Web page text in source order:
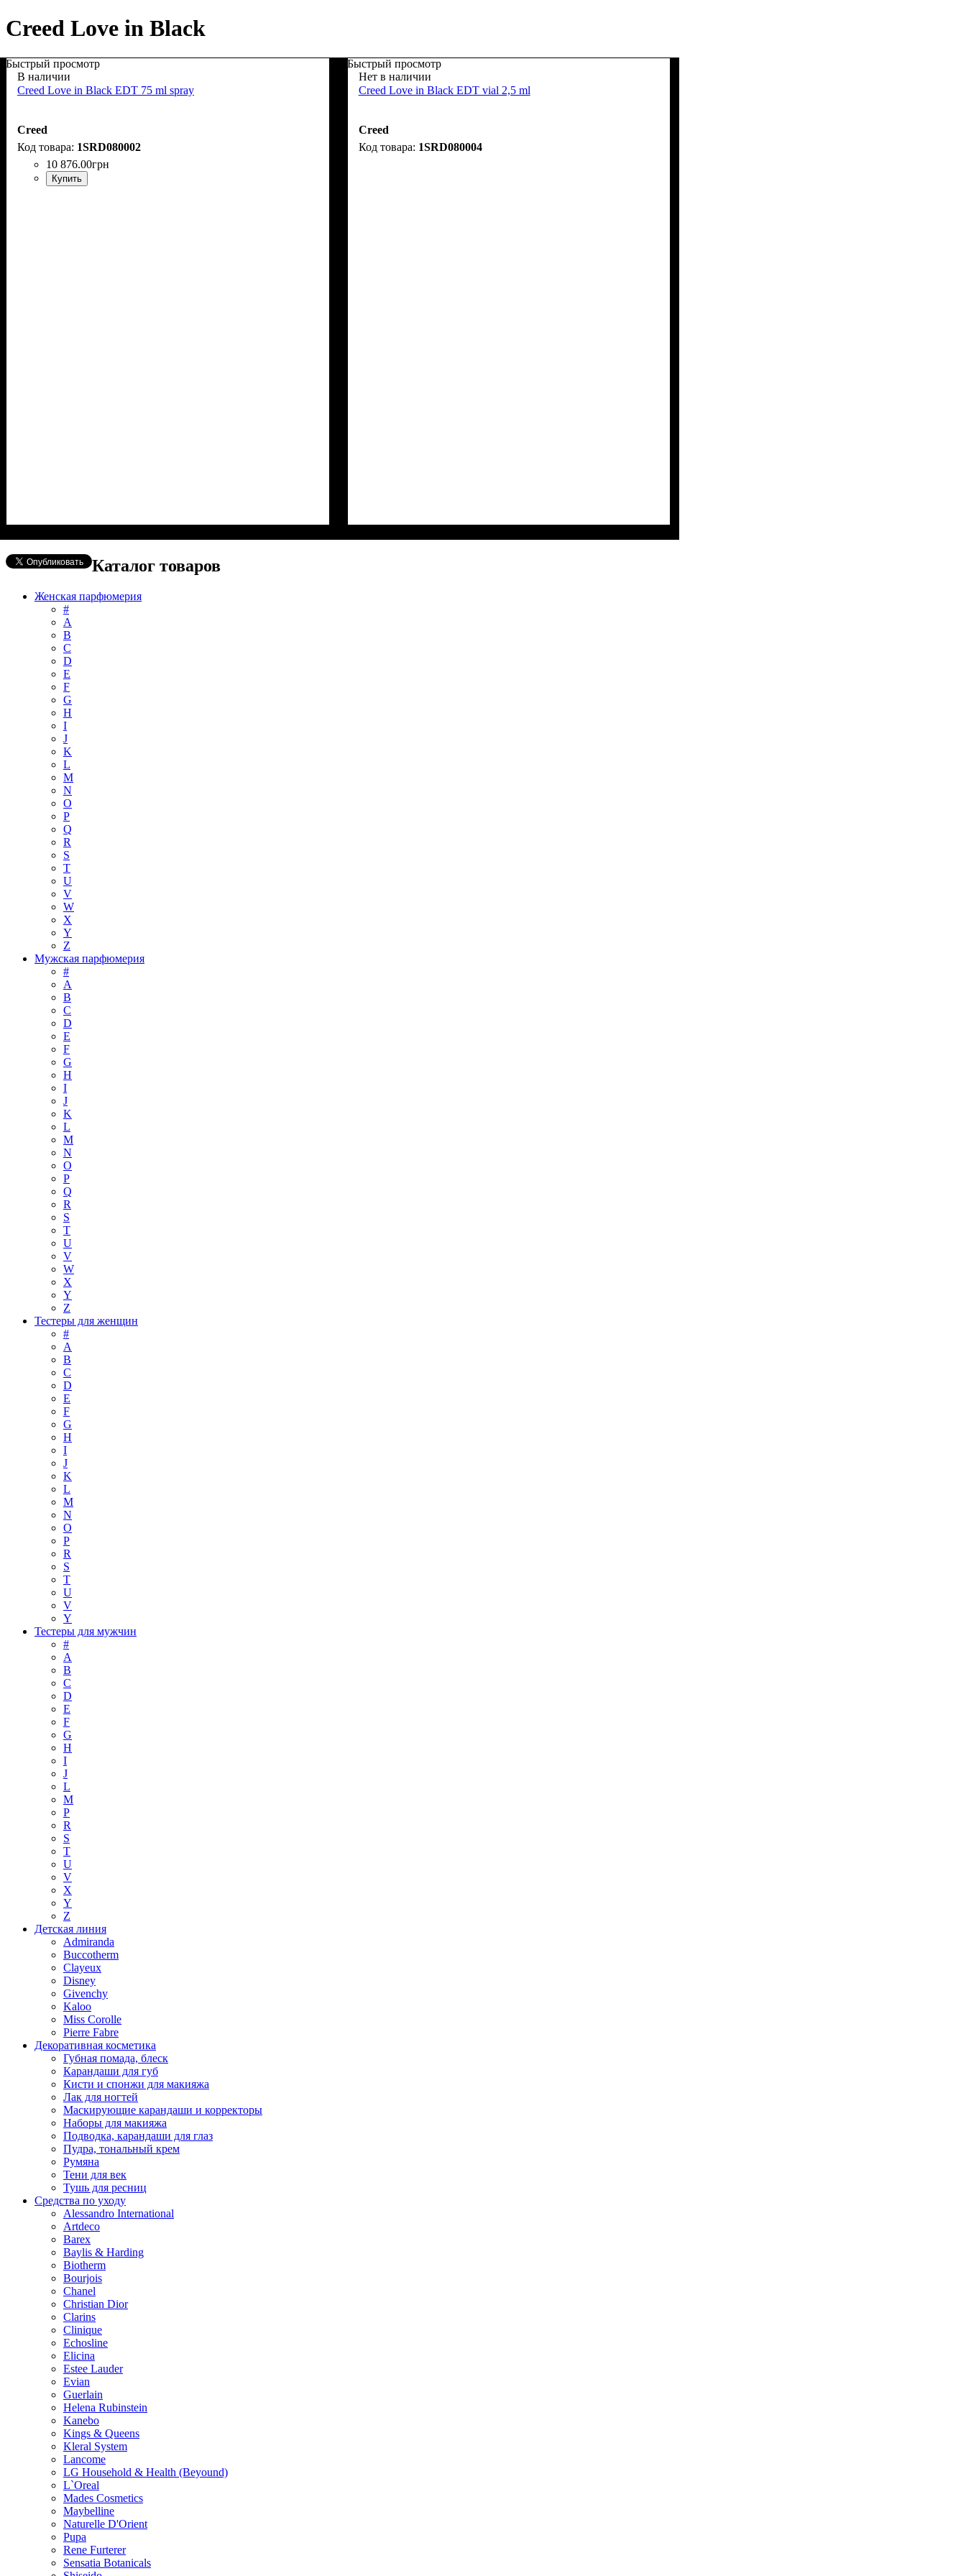
Creed Love in Black
Быстрый просмотр
В наличии
Creed Love in Black EDT 75 ml spray
Creed
1SRD080002
10 876.00грн
Купить
Быстрый просмотр
Нет в наличии
Creed Love in Black EDT vial 2,5 ml
Creed
1SRD080004
Каталог товаров
Женская парфюмерия
#
А
B
C
D
E
F
G
H
I
J
K
L
M
N
O
P
Q
R
S
T
U
V
W
X
Y
Z
Мужская парфюмерия
#
A
B
C
D
E
F
G
H
I
J
K
L
M
N
O
P
Q
R
S
T
U
V
W
X
Y
Z
Тестеры для женщин
#
A
B
C
D
E
F
G
H
I
J
K
L
M
N
O
P
R
S
T
U
V
Y
Тестеры для мужчин
#
A
B
C
D
E
F
G
H
I
J
L
M
P
R
S
T
U
V
X
Y
Z
Детская линия
Admiranda
Buccotherm
Clayeux
Disney
Givenchy
Kaloo
Miss Corolle
Pierre Fabre
Декоративная косметика
Губная помада, блеск
Карандаши для губ
Кисти и спонжи для макияжа
Лак для ногтей
Маскирующие карандаши и корректоры
Наборы для макияжа
Подводка, карандаши для глаз
Пудра, тональный крем
Румяна
Тени для век
Тушь для ресниц
Средства по уходу
Alessandro International
Artdeco
Barex
Baylis & Harding
Biotherm
Bourjois
Chanel
Christian Dior
Clarins
Clinique
Echosline
Elicina
Estee Lauder
Evian
Guerlain
Helena Rubinstein
Kanebo
Kings & Queens
Kleral System
Lancome
LG Household & Health (Beyound)
L`Oreal
Mades Cosmetics
Maybelline
Naturelle D'Orient
Pupa
Rene Furterer
Sensatia Botanicals